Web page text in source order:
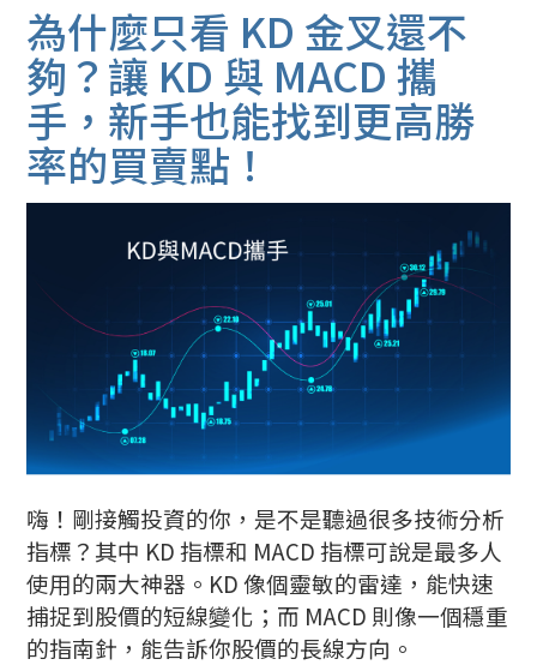
為什麼只看 KD 金叉還不
夠？讓 KD 與 MACD 攜
手，新手也能找到更高勝
率的買賣點！
嗨！剛接觸投資的你，是不是聽過很多技術分析
指標？其中 KD 指標和 MACD 指標可說是最多人
使用的兩大神器。KD 像個靈敏的雷達，能快速
捕捉到股價的短線變化；而 MACD 則像一個穩重
的指南針，能告訴你股價的長線方向。